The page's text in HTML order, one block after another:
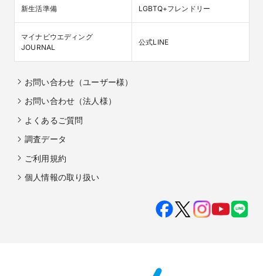
新生活準備 LGBTQ+フレンドリー
マイナビウエディング
JOURNAL
公式LINE
お問い合わせ（ユーザー様）
お問い合わせ（法人様）
よくあるご質問
調査データ
ご利用規約
個人情報の取り扱い